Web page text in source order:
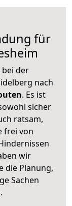
für
der
nach
. Es ist
sicher
ratsam,
frei von
wir
die Planung,
Sachen